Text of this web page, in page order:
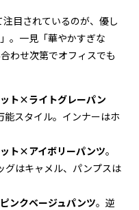
目されているのが、優し
。一見「華やかすぎな
わせ次第でオフィスでも
ト×ライトグレーパン
スタイル。インナーはホ
ト×アイボリーパンツ。
グはキャメル、パンプスは
ンクベージュパンツ。逆